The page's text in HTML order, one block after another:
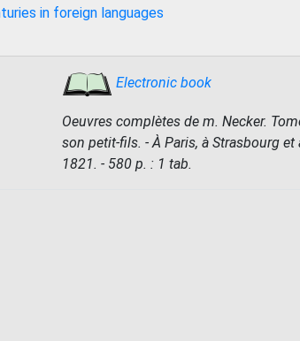
in foreign languages
Electronic book
Oeuvres complètes de m. Necker.
son petit-fils. - À Paris, à Strasbourg
1821. - 580 p. : 1 tab.